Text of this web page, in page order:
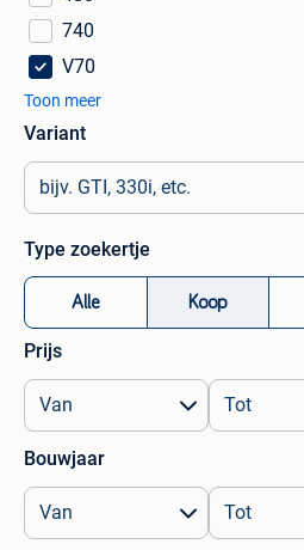
740
V70
Toon meer
Variant
Type zoekertje
Alle Koop
Prijs
Bouwjaar